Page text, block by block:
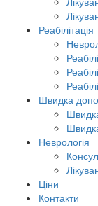
Реабілітація
Швидка
Неврологія
Ціни
Контакти